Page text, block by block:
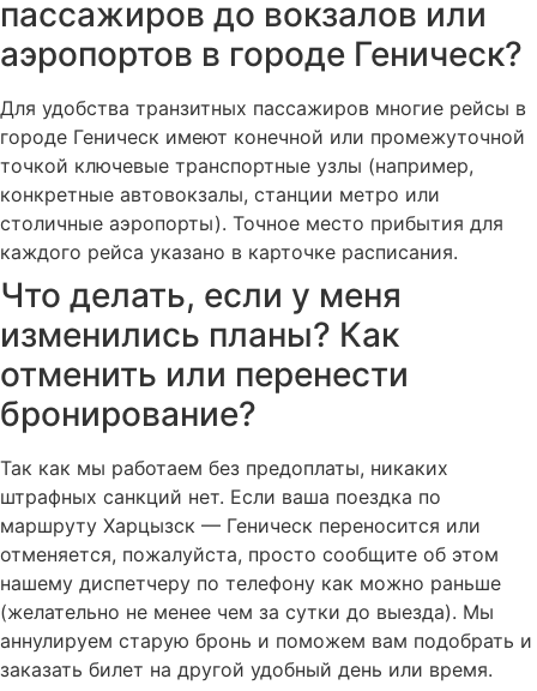
пассажиров до вокзалов или
аэропортов в городе Геническ?
Для удобства транзитных пассажиров многие рейсы в
городе Геническ имеют конечной или промежуточной
точкой ключевые транспортные узлы (например,
конкретные автовокзалы, станции метро или
столичные аэропорты). Точное место прибытия для
каждого рейса указано в карточке расписания.
Что делать, если у меня
изменились планы? Как
отменить или перенести
бронирование?
Так как мы работаем без предоплаты, никаких
штрафных санкций нет. Если ваша поездка по
маршруту Харцызск — Геническ переносится или
отменяется, пожалуйста, просто сообщите об этом
нашему диспетчеру по телефону как можно раньше
(желательно не менее чем за сутки до выезда). Мы
аннулируем старую бронь и поможем вам подобрать и
заказать билет на другой удобный день или время.